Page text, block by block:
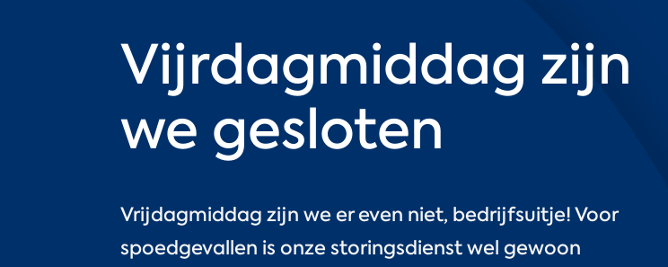
Vijrdagmiddag zijn
we gesloten
Vrijdagmiddag zijn we er even niet, bedrijfsuitje! Voor
spoedgevallen is onze storingsdienst wel gewoon